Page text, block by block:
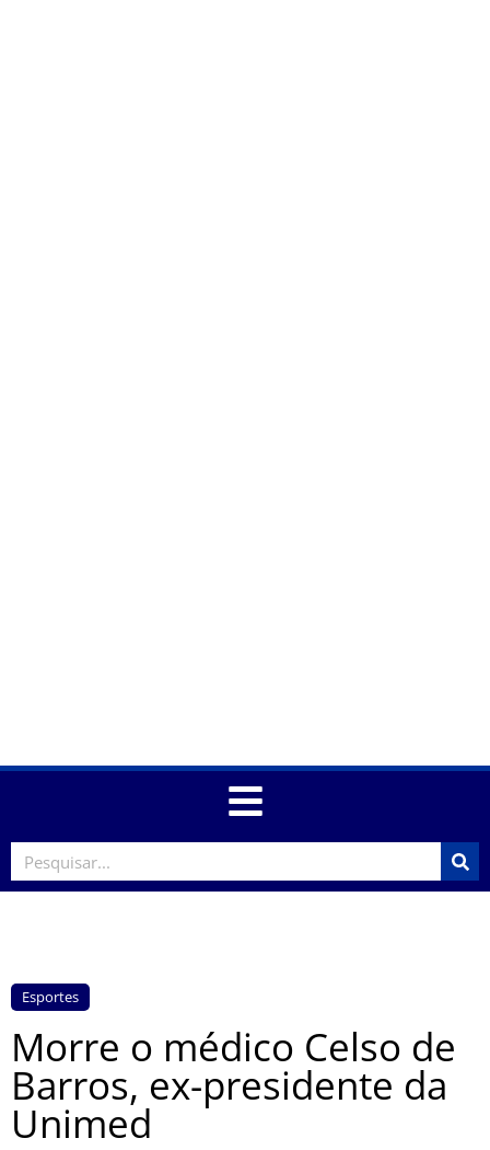
Esportes
Morre o médico Celso de
Barros, ex-presidente da
Unimed